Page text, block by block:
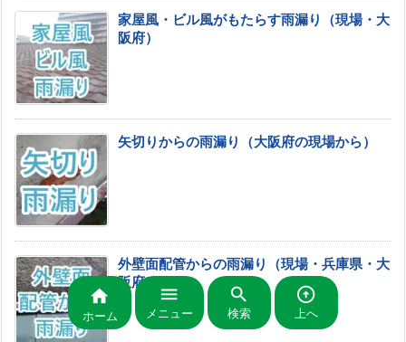
家屋風・ビル風がもたらす雨漏り（現場・大
阪府）
矢切りからの雨漏り（大阪府の現場から）
外壁面配管からの雨漏り（現場・兵庫県・大
阪府）

ホーム

メニュー

検索

上へ